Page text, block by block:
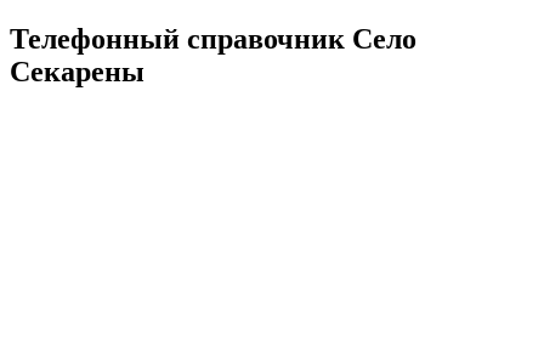
Телефонный справочник Село
Секарены